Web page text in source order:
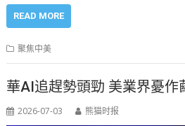
READ MORE
聚焦中美
華AI追趕勢頭勁 美業界憂作
2026-07-03 熊猫时报